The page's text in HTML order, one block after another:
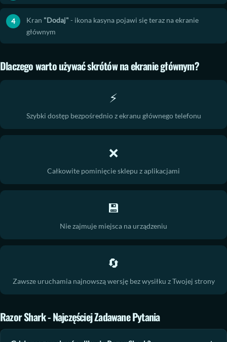
Kran "Dodaj" - ikona kasyna pojawi się teraz na ekranie
głównym
Dlaczego warto używać skrótów na ekranie głównym?
⚡
Szybki dostęp bezpośrednio z ekranu głównego telefonu
❌
Całkowite pominięcie sklepu z aplikacjami
💾
Nie zajmuje miejsca na urządzeniu
🔄
Zawsze uruchamia najnowszą wersję bez wysiłku z Twojej strony
Razor Shark- Najczęściej Zadawane Pytania